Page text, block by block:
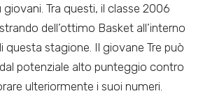
Tra questi, il classe 2006
dell’ottimo Basket all’interno
questa stagione. Il giovane Tre può
potenziale alto punteggio contro
ulteriormente i suoi numeri.